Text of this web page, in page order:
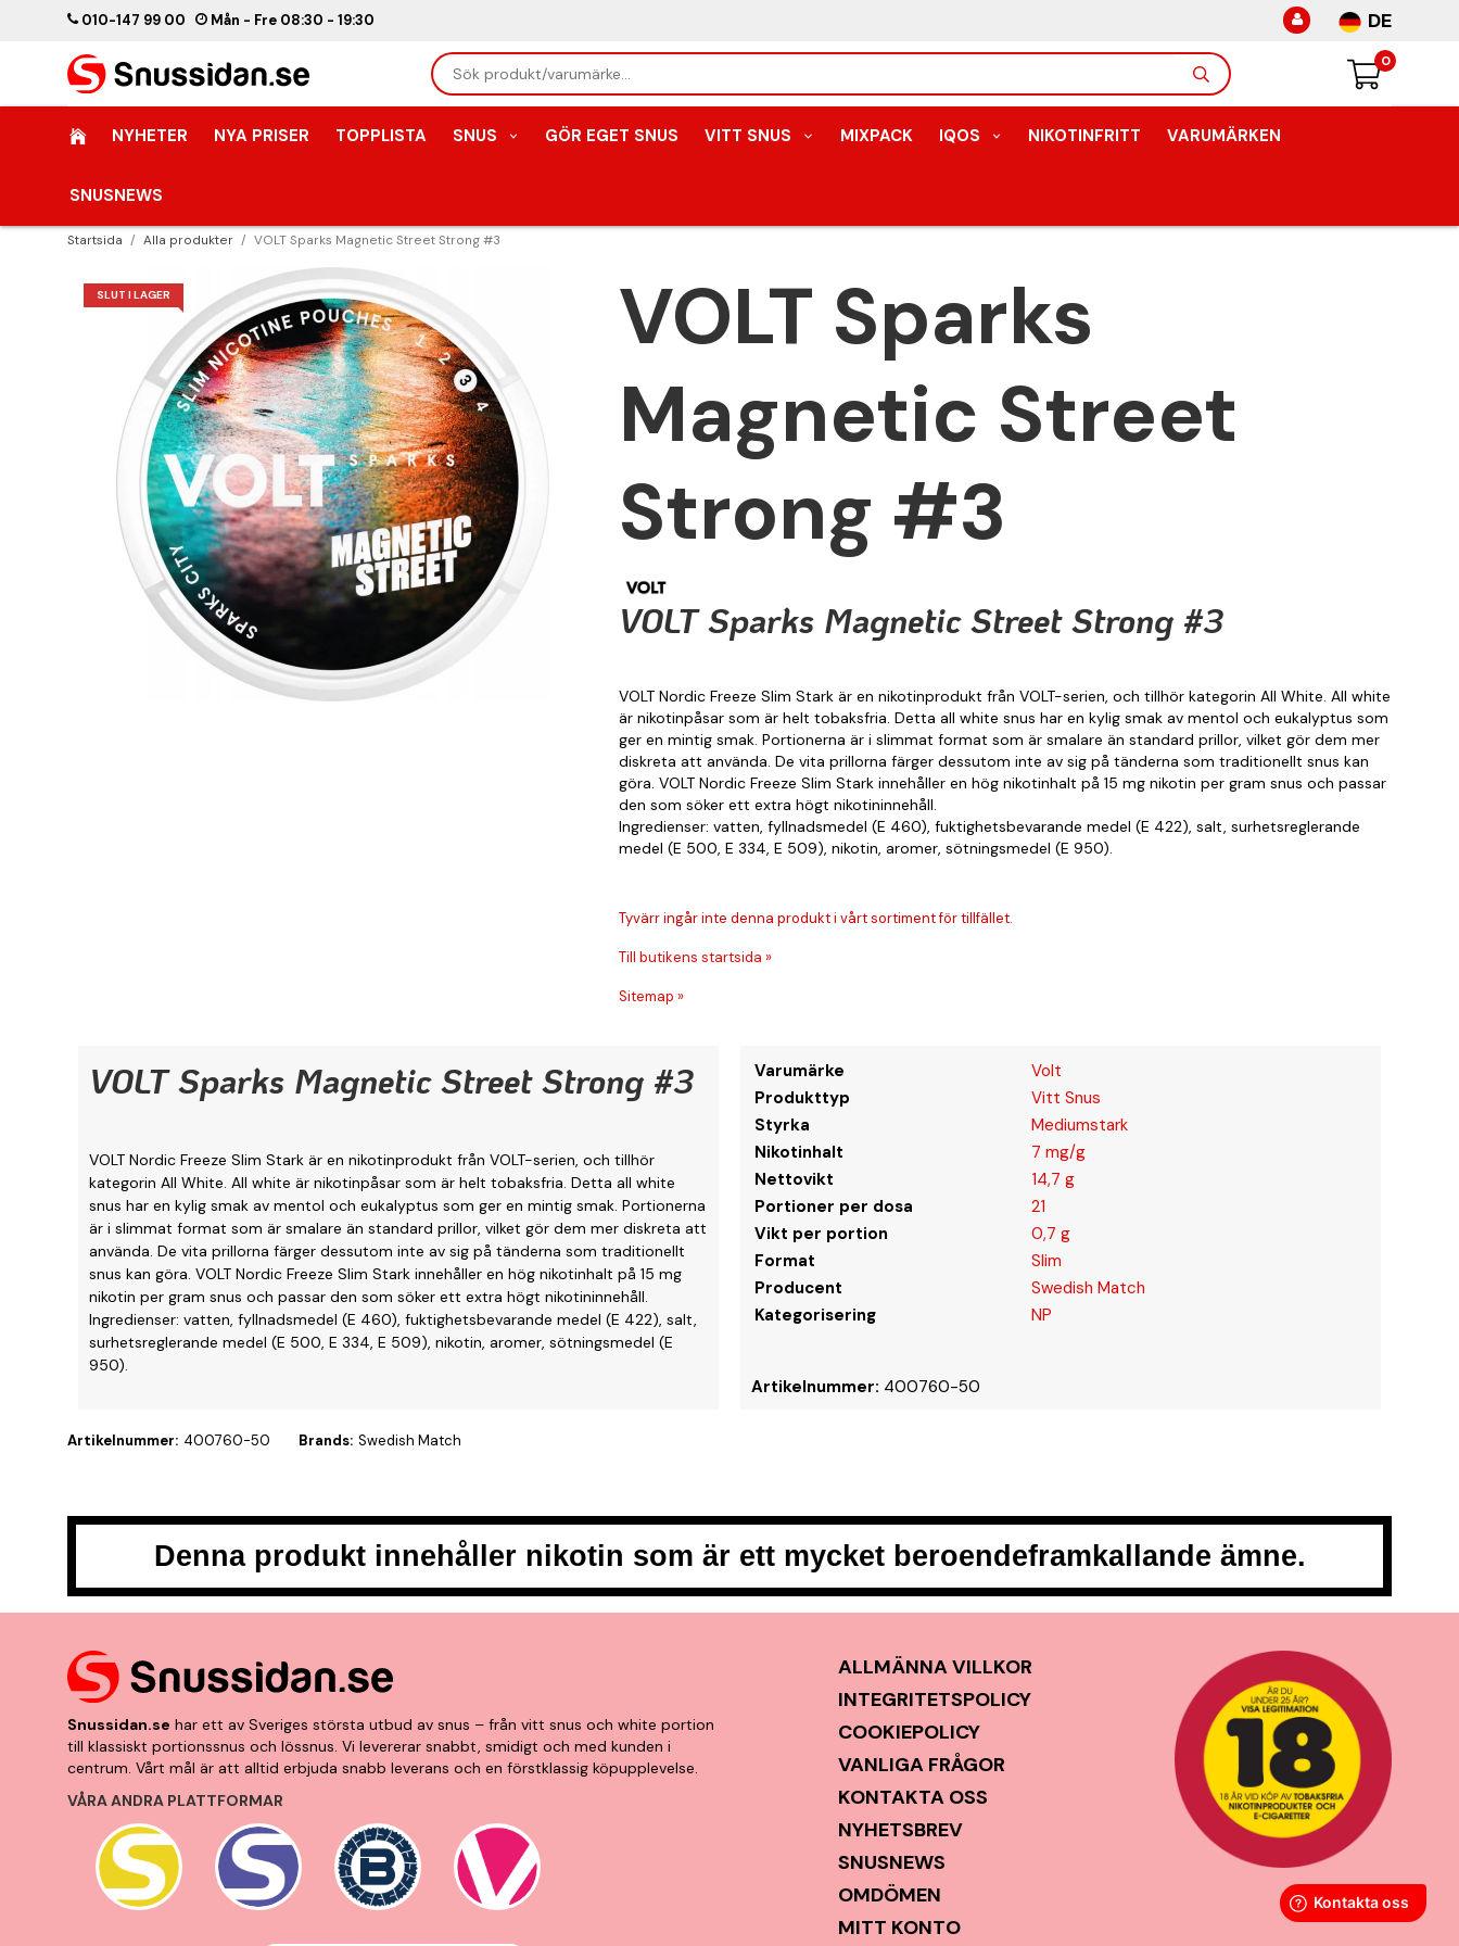
010-147 99 00 Mån - Fre 08:30 - 19:30 DE
0
NYHETER NYA PRISER TOPPLISTA SNUS GÖR EGET SNUS VITT SNUS MIXPACK IQOS NIKOTINFRITT VARUMÄRKEN
SNUSNEWS
Startsida / Alla produkter / VOLT Sparks Magnetic Street Strong #3
SLUT I LAGER
VOLT Sparks
Magnetic Street
Strong #3
VOLT Sparks Magnetic Street Strong #3
VOLT Nordic Freeze Slim Stark är en nikotinprodukt från VOLT-serien, och tillhör kategorin All White. All white
är nikotinpåsar som är helt tobaksfria. Detta all white snus har en kylig smak av mentol och eukalyptus som
ger en mintig smak. Portionerna är i slimmat format som är smalare än standard prillor, vilket gör dem mer
diskreta att använda. De vita prillorna färger dessutom inte av sig på tänderna som traditionellt snus kan
göra. VOLT Nordic Freeze Slim Stark innehåller en hög nikotinhalt på 15 mg nikotin per gram snus och passar
den som söker ett extra högt nikotininnehåll.
Ingredienser: vatten, fyllnadsmedel (E 460), fuktighetsbevarande medel (E 422), salt, surhetsreglerande
medel (E 500, E 334, E 509), nikotin, aromer, sötningsmedel (E 950).
Tyvärr ingår inte denna produkt i vårt sortiment för tillfället.
Till butikens startsida »
Sitemap »
VOLT Sparks Magnetic Street Strong #3
VOLT Nordic Freeze Slim Stark är en nikotinprodukt från VOLT-serien, och tillhör
kategorin All White. All white är nikotinpåsar som är helt tobaksfria. Detta all white
snus har en kylig smak av mentol och eukalyptus som ger en mintig smak. Portionerna
är i slimmat format som är smalare än standard prillor, vilket gör dem mer diskreta att
använda. De vita prillorna färger dessutom inte av sig på tänderna som traditionellt
snus kan göra. VOLT Nordic Freeze Slim Stark innehåller en hög nikotinhalt på 15 mg
nikotin per gram snus och passar den som söker ett extra högt nikotininnehåll.
Ingredienser: vatten, fyllnadsmedel (E 460), fuktighetsbevarande medel (E 422), salt,
surhetsreglerande medel (E 500, E 334, E 509), nikotin, aromer, sötningsmedel (E
950).
Varumärke
Volt
Produkttyp
Vitt Snus
Styrka
Mediumstark
Nikotinhalt
7 mg/g
Nettovikt
14,7 g
Portioner per dosa
21
Vikt per portion
0,7 g
Format
Slim
Producent
Swedish Match
Kategorisering
NP
Artikelnummer: 400760-50
Artikelnummer: 400760-50 Brands: Swedish Match
Denna produkt innehåller nikotin som är ett mycket beroendeframkallande ämne.
Snussidan.se har ett av Sveriges största utbud av snus – från vitt snus och white portion
till klassiskt portionssnus och lössnus. Vi levererar snabbt, smidigt och med kunden i
centrum. Vårt mål är att alltid erbjuda snabb leverans och en förstklassig köpupplevelse.
VÅRA ANDRA PLATTFORMAR
ALLMÄNNA VILLKOR
INTEGRITETSPOLICY
COOKIEPOLICY
VANLIGA FRÅGOR
KONTAKTA OSS
NYHETSBREV
SNUSNEWS
OMDÖMEN
MITT KONTO